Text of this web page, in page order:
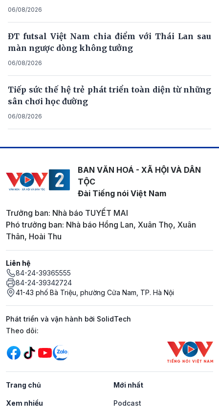
06/08/2026
ĐT futsal Việt Nam chia điểm với Thái Lan sau
màn ngược dòng không tưởng
06/08/2026
Tiếp sức thế hệ trẻ phát triển toàn diện từ những
sân chơi học đường
06/08/2026
BAN VĂN HOÁ - XÃ HỘI VÀ DÂN
TỘC
Đài Tiếng nói Việt Nam
Trưởng ban: Nhà báo TUYẾT MAI
Phó trưởng ban: Nhà báo Hồng Lan, Xuân Thọ, Xuân
Thân, Hoài Thu
Liên hệ
84-24-39365555
84-24-39342724
41-43 phố Bà Triệu, phường Cửa Nam, TP. Hà Nội
Phát triển và vận hành bởi SolidTech
Mạng xã hội
Theo dõi:
Trang chủ Mới nhất
Xem nhiều Podcast